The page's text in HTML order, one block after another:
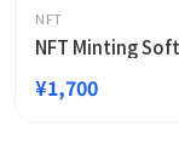
NFT
NFT Minting
¥1,700